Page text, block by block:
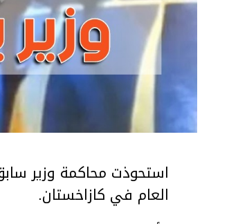
استحوذت محاكمة وزير
العام في كازاخستان.